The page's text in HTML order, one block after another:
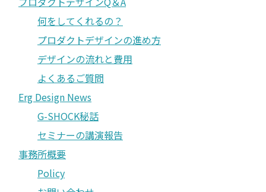
何をしてくれるの？
プロダクトデザインの進め方
デザインの流れと費用
よくあるご質問
Erg Design News
G-SHOCK秘話
セミナーの講演報告
事務所概要
Policy